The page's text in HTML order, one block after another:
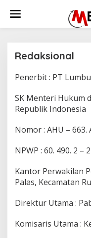
Redaksional
29
Oleh
Penerbit : PT
SK Menteri Hukum
Republik Indonesia
Nomor : AHU – 663.
NPWP : 60. 490. 2 –
Kantor Perwakilan
Palas, Kecamatan
Direktur Utama :
Komisaris Utama :